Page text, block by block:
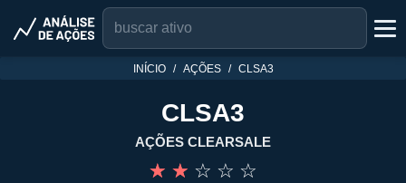
INÍCIO AÇÕES CLSA3
CLSA3
AÇÕES CLEARSALE
☆ ☆ ☆ ☆ ☆